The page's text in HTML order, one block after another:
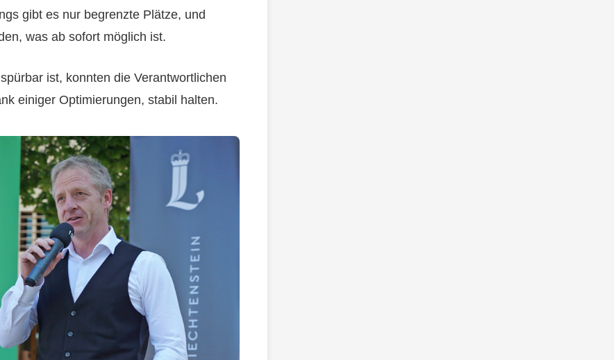
gibt es nur begrenzte Plätze, und
was ab sofort möglich ist.
ist, konnten die Verantwortlichen
einiger Optimierungen, stabil halten.